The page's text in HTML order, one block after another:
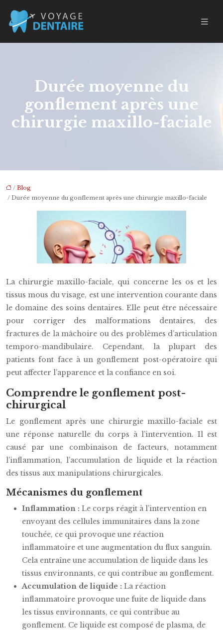
Durée moyenne du
gonflement après une
chirurgie maxillo-faciale
/ Blog
/ Durée moyenne du gonflement après une chirurgie maxillo-faciale
La chirurgie maxillo-faciale, qui concerne les os et les
tissus mous du visage, est une intervention courante dans
le domaine des soins dentaires. Elle peut être nécessaire
pour corriger des malformations dentaires, des
fractures de la mâchoire ou des problèmes d’articulation
temporo-mandibulaire. Cependant, la plupart des
patients font face à un gonflement post-opératoire qui
peut affecter l’apparence et la confiance en soi.
Comprendre le gonflement post-
chirurgical
Le gonflement après une chirurgie maxillo-faciale est
une réponse naturelle du corps à l’intervention. Il est
causé par une combinaison de facteurs, notamment
l’inflammation, l’accumulation de liquide et la réaction
des tissus aux manipulations chirurgicales.
Mécanismes du gonflement
Inflammation : Le corps réagit à l’intervention en
envoyant des cellules immunitaires dans la zone
touchée, ce qui provoque une réaction
inflammatoire et une augmentation du flux sanguin.
Cela entraîne une accumulation de liquide dans les
tissus environnants, ce qui contribue au gonflement.
Accumulation de liquide : La réaction
inflammatoire provoque une fuite de liquide dans
les tissus environnants, ce qui contribue au
gonflement. Ce liquide est composé de plasma, de